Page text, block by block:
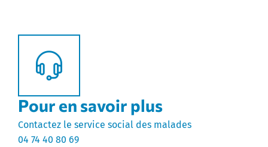
Pour en savoir plus
Contactez le service social des malades
04 74 40 80 69